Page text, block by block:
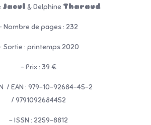
Jaoul & Delphine Tharaud
Nombre de pages : 232
Sortie : printemps 2020
– Prix : 39 €
/ EAN : 979-10-92684-45-2
/ 9791092684452
– ISSN : 2259-8812